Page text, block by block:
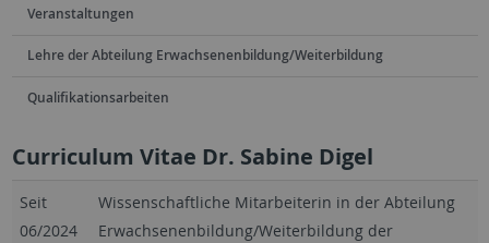
Veranstaltungen
Lehre der Abteilung Erwachsenenbildung/Weiterbildung
Qualifikationsarbeiten
Curriculum Vitae Dr. Sabine Digel
Seit
06/2024
Wissenschaftliche Mitarbeiterin in der Abteilung
Erwachsenenbildung/Weiterbildung der